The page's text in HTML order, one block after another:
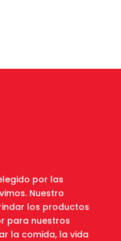
por las
Nuestro
los productos
para nuestros
la comida, la vida